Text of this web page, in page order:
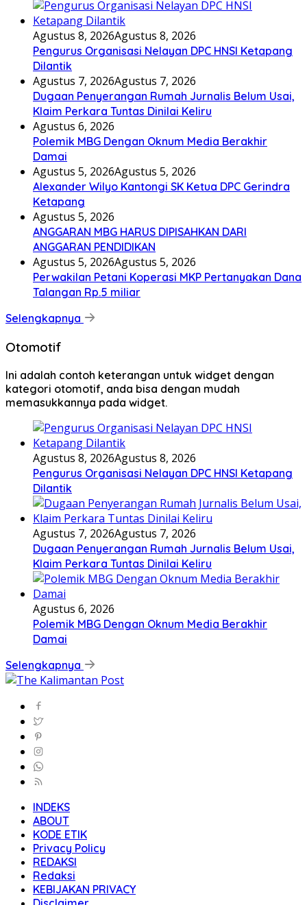
Ketapang
Agustus 5, 2026
ANGGARAN MBG HARUS DIPISAHKAN DARI
ANGGARAN PENDIDIKAN
Agustus 5, 2026
Perwakilan Petani Koperasi MKP Pertanyakan Dana
Talangan Rp.5 miliar
Selengkapnya
Otomotif
Ini adalah contoh keterangan untuk widget dengan
kategori otomotif, anda bisa dengan mudah
memasukkannya pada widget.
Agustus 8, 2026Agustus 8, 2026
Pengurus Organisasi Nelayan DPC HNSI Ketapang
Dilantik
Agustus 7, 2026
Dugaan Penyerangan Rumah Jurnalis Belum Usai,
Klaim Perkara Tuntas Dinilai Keliru
Polemik MBG Dengan Oknum Media Berakhir
Damai
Selengkapnya
INDEKS
ABOUT
KODE ETIK
REDAKSI
Redaksi
Disclaimer
PEDOMAN SILBER
PEDOMAN MEDIA SIBER
Thekalimantanpost.com | All Right Riserved 2022 |
Fairuz Media Teknologi
#146 (tanpa judul)
ABOUT
Babinsa koramil kota ajarkan Tata Cara Upacara
Bendera
Bahas masalah Pilkades Danramil Nanga Tayap
sampaikan ini;
Disclaimer